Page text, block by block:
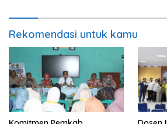
Rekomendasi untuk kamu